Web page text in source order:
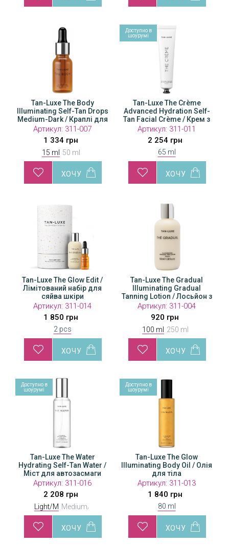
Tan-Luxe The Body
Illuminating Self-Tan Drops
Medium-Dark / Краплі для
автозасмаги тіла
Артикул: 311-007
1 334 грн
Tan-Luxe The Body
Illuminating Self-Tan Drops
Medium-Dark / Краплі для
автозасмаги тіла
Артикул:311-008
2 760 грн
15 ml 50 ml
Tan-Luxe The Crème
Advanced Hydration Self-
Tan Facial Crème / Крем з
ефектом поступової
автозасмаги
Артикул: 311-011
2 254 грн
65 ml
Доступно в
шоурумі
Tan-Luxe The Glow Edit /
Лімітований набір для
сяйва шкіри
Артикул: 311-014
1 850 грн
2 pcs
Tan-Luxe The Gradual
Illuminating Gradual
Tanning Lotion / Лосьйон з
ефектом поступової
автозасмаги
Артикул:311-005
1 564 грн
Tan-Luxe The Gradual
Illuminating Gradual
Tanning Lotion / Лосьйон з
ефектом поступової
автозасмаги
Артикул: 311-004
920 грн
100 ml 250 ml
Tan-Luxe The Water
Hydrating Self-Tan Water /
Міст для автозасмаги
Артикул: 311-016
2 208 грн
Доступно в
шоурумі
Tan-Luxe The Water
Hydrating Self-Tan Water /
Міст для автозасмаги
Артикул:311-017
2 208 грн
Light/M Medium/
Tan-Luxe The Glow
Illuminating Body Oil / Олія
для тіла
Артикул: 311-013
1 840 грн
80 ml
Доступно в
шоурумі